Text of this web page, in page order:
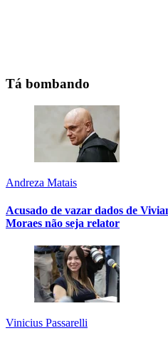
Tá bombando
Andreza Matais
Acusado de vazar dados de
Moraes não seja relator
Vinicius Passarelli